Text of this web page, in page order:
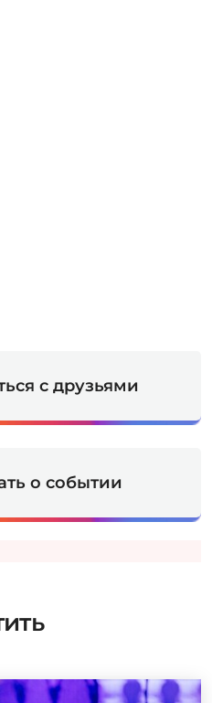
с друзьями
о событии